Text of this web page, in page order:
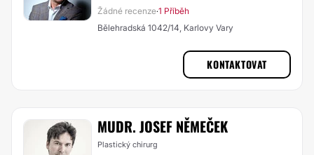
Žádné recenze·1 Příběh
Bělehradská 1042/14, Karlovy Vary
KONTAKTOVAT
MUDR. JOSEF NĚMEČEK
Plastický chirurg